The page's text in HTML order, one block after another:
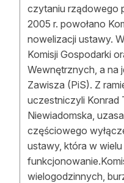
czytaniu rządowego
2005 r. powołano
nowelizacji ustawy.
Komisji Gospodarki
Wewnętrznych, a na
Zawisza (PiS). Z
uczestniczyli Konrad
Niewiadomska,
częściowego
ustawy, która w
wielogodzinnych,